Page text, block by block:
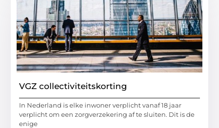
VGZ collectiviteitskorting
In Nederland is elke inwoner verplicht vanaf 18 jaar
verplicht om een zorgverzekering af te sluiten. Dit is de
enige